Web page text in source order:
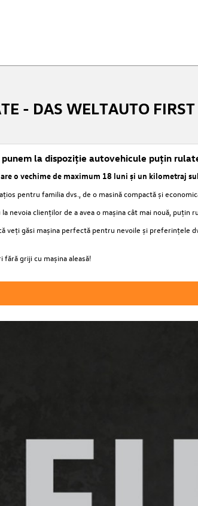
- DAS WELTAUTO FIRST
punem la dispoziție autovehicule puțin
o vechime de maximum 18 luni și un kilometraj
pentru familia dvs., de o masină compactă și
nevoia clienților de a avea o mașina cât mai nouă,
veți găsi mașina perfectă pentru nevoile și preferințele
griji cu mașina aleasă!